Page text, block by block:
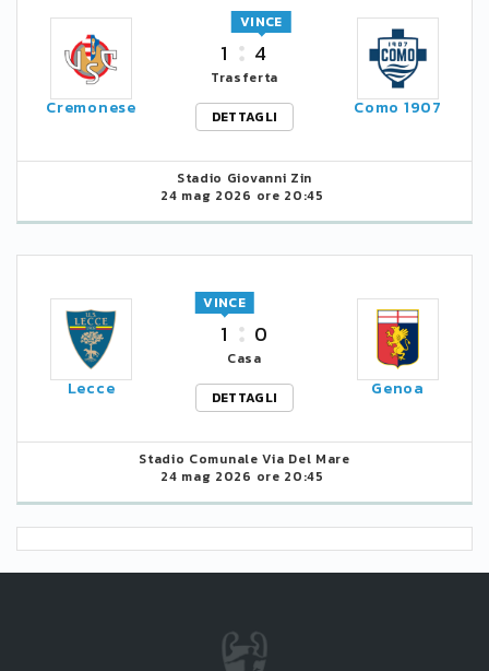
Cremonese
1 4
VINCE
Trasferta
DETTAGLI
Como 1907
Stadio Giovanni Zin
24 mag 2026 ore 20:45
Lecce
1
VINCE
0
Casa
DETTAGLI
Genoa
Stadio Comunale Via Del Mare
24 mag 2026 ore 20:45